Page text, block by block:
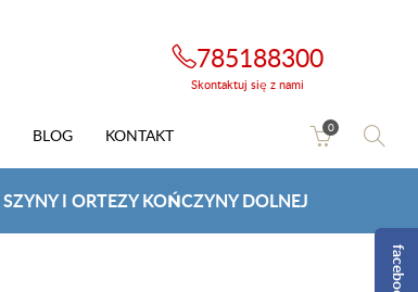
facebook
785188300
Skontaktuj się z nami
BLOG KONTAKT 0
SZYNY I ORTEZY KOŃCZYNY DOLNEJ